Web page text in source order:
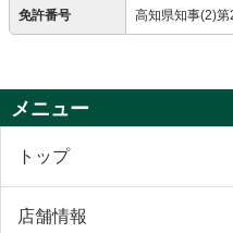
免許番号 高知県知事(2)
メニュー
トップ
店舗情報